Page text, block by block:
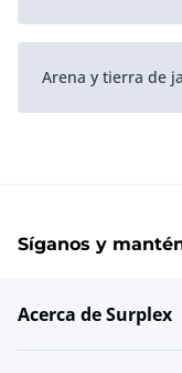
Arena y tierra de
Baldosa de
Síganos y
Acerca de Surplex